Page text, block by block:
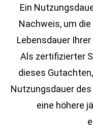
Ein
Nachweis, um
Lebensdauer
Als zertifizierter
dieses
Nutzungsdauer
eine höhere